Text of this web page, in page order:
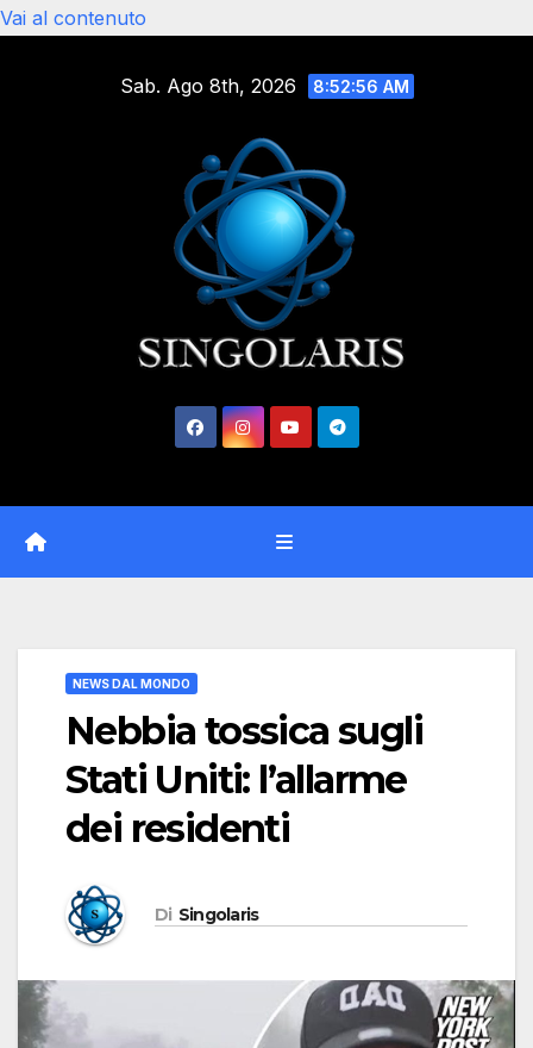
Vai al contenuto
Sab. Ago 8th, 2026 8:52:57 AM
NEWS DAL MONDO
Nebbia tossica sugli
Stati Uniti: l’allarme
dei residenti
Di Singolaris